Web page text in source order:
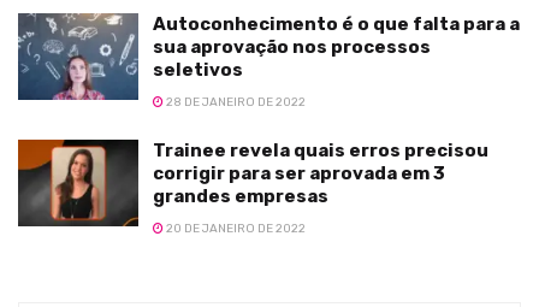
Autoconhecimento é o que falta para a
sua aprovação nos processos
seletivos
28 DE JANEIRO DE 2022
Trainee revela quais erros precisou
corrigir para ser aprovada em 3
grandes empresas
20 DE JANEIRO DE 2022